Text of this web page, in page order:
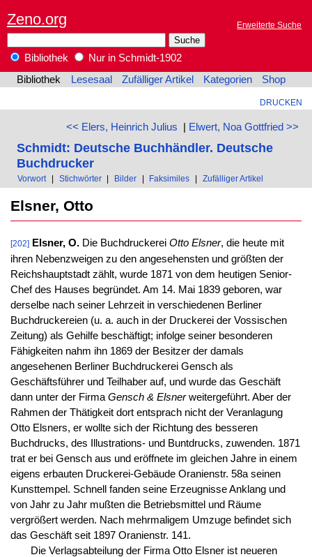
Zeno.org Erweiterte Suche
Bibliothek
Nur in Schmidt-1902
Bibliothek
Lesesaal Zufälliger Artikel Kategorien Shop
DRUCKEN
<< Elers, Heinrich Julius | Elwert, Noa Gottfried >>
Schmidt: Deutsche Buchhändler. Deutsche
Buchdrucker
Vorwort | Stichwörter | Bilder | Faksimiles | Zufälliger Artikel
Elsner, Otto
[202] Elsner, O.Die Buchdruckerei Otto Elsner, die heute mit
ihren Nebenzweigen zu den angesehensten und größten der
Reichshauptstadt zählt, wurde 1871 von dem heutigen Senior-
Chef des Hauses begründet. Am 14. Mai 1839 geboren, war
derselbe nach seiner Lehrzeit in verschiedenen Berliner
Buchdruckereien (u. a. auch in der Druckerei der Vossischen
Zeitung) als Gehilfe beschäftigt; infolge seiner besonderen
Fähigkeiten nahm ihn 1869 der Besitzer der damals
angesehenen Berliner Buchdruckerei Gensch als
Geschäftsführer und Teilhaber auf, und wurde das Geschäft
dann unter der Firma Gensch & Elsnerweitergeführt. Aber der
Rahmen der Thätigkeit dort entsprach nicht der Veranlagung
Otto Elsners, er wollte sich der Richtung des besseren
Buchdrucks, des Illustrations- und Buntdrucks, zuwenden. 1871
trat er bei Gensch aus und eröffnete im gleichen Jahre in einem
eigens erbauten Druckerei-Gebäude Oranienstr. 58a seinen
Kunsttempel. Schnell fanden seine Erzeugnisse Anklang und
von Jahr zu Jahr mußten die Betriebsmittel und Räume
vergrößert werden. Nach mehrmaligem Umzuge befindet sich
das Geschäft seit 1897 Oranienstr. 141.
Die Verlagsabteilung der Firma Otto Elsner ist neueren